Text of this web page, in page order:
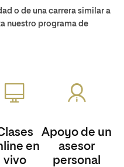
o de una carrera similar a
nuestro programa de
en
vivo
Apoyo de un
asesor
personal